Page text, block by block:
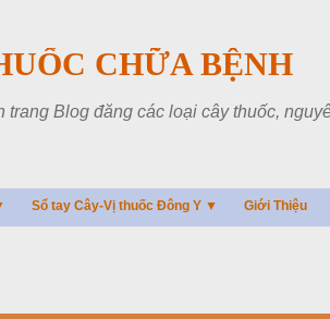
CHỮA BỆNH
Blog đăng các loại cây thuốc,
Sổ tay Cây-Vị thuốc Đông Y ▼ Giới Thiệu